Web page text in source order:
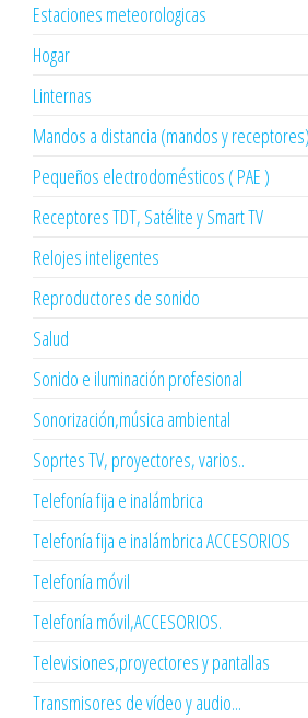
Estaciones meteorologicas
Hogar
Linternas
Mandos a distancia (mandos y receptores)
Pequeños electrodomésticos ( PAE )
Receptores TDT, Satélite y Smart TV
Relojes inteligentes
Reproductores de sonido
Salud
Sonido e iluminación profesional
Sonorización,música ambiental
Soprtes TV, proyectores, varios..
Telefonía fija e inalámbrica
Telefonía fija e inalámbrica ACCESORIOS
Telefonía móvil
Telefonía móvil,ACCESORIOS.
Televisiones,proyectores y pantallas
Transmisores de vídeo y audio...